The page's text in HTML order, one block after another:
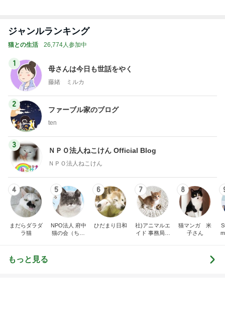
ジャンルランキング
猫との生活 26,774人参加中
1
母さんは今日も世話をやく
藤緒 ミルカ
2
ファーブル家のブログ
ten
3
ＮＰＯ法人ねこけん Official Blog
ＮＰＯ法人ねこけん
4
まだらダラダ
ラ猫
5
NPO法人 府中
猫の会（ちゅ
6
ひだまり日和
7
社)アニマルエ
イド 事務局＆
8
猫マンガ 米
子さん
もっと見る